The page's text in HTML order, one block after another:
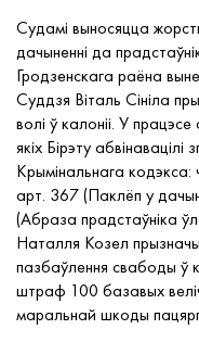
Судамі выносяцца
дачыненні да
Гродзенскага раёна
Суддзя Віталь Сініла
волі ў калоніі. У
якіх Бірэту
Крымінальнага
арт. 367 (Паклёп у
(Абраза прадстаўніка
Наталля Козел
пазбаўлення свабоды ў
штраф 100 базавых
маральнай шкоды